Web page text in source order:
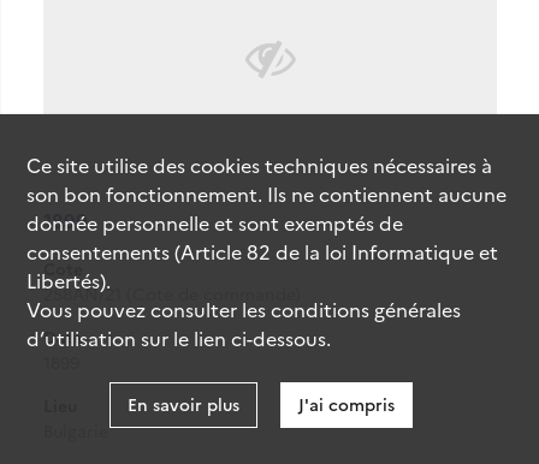
1899.
Cote
258AN/21 (Cote de commande)
Date
Ce site utilise descookiestechniques nécessaires à
son bon fonctionnement. Ils ne contiennent aucune
donnée personnelle et sont exemptés de
consentements (Article 82 de la loi Informatique et
Libertés).
Vous pouvez consulter les conditions générales
d’utilisation sur le lien ci-dessous.
En savoir plus J'ai compris